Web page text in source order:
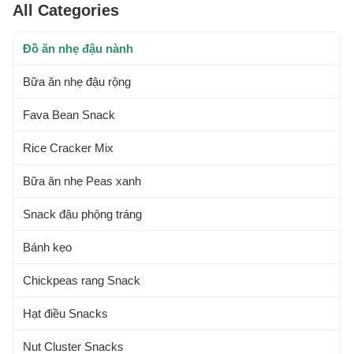
All Categories
Đồ ăn nhẹ đậu nành
Bữa ăn nhẹ đậu rộng
Fava Bean Snack
Rice Cracker Mix
Bữa ăn nhẹ Peas xanh
Snack đậu phộng tráng
Bánh kẹo
Chickpeas rang Snack
Hạt điều Snacks
Nut Cluster Snacks